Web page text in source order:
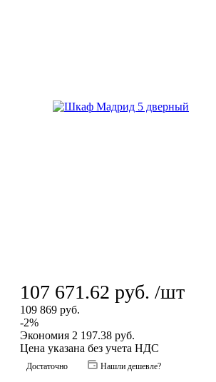
107 671.62 руб. /шт
109 869 руб.
-2%
Экономия 2 197.38 руб.
Цена указана без учета НДС
Достаточно Нашли дешевле?